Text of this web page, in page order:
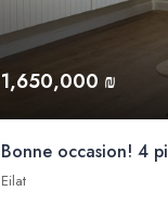
1,650,000 ₪
Eilat